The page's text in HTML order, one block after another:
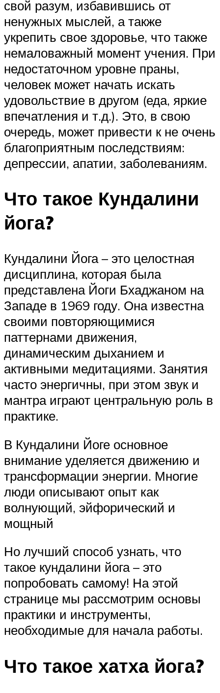
свой разум, избавившись от
ненужных мыслей, а также
укрепить свое здоровье, что также
немаловажный момент учения. При
недостаточном уровне праны,
человек может начать искать
удовольствие в другом (еда, яркие
впечатления и т.д.). Это, в свою
очередь, может привести к не очень
благоприятным последствиям:
депрессии, апатии, заболеваниям.
Что такое Кундалини
йога?
Кундалини Йога – это целостная
дисциплина, которая была
представлена Йоги Бхаджаном на
Западе в 1969 году. Она известна
своими повторяющимися
паттернами движения,
динамическим дыханием и
активными медитациями. Занятия
часто энергичны, при этом звук и
мантра играют центральную роль в
практике.
В Кундалини Йоге основное
внимание уделяется движению и
трансформации энергии. Многие
люди описывают опыт как
волнующий, эйфорический и
мощный
Но лучший способ узнать, что
такое кундалини йога – это
попробовать самому! На этой
странице мы рассмотрим основы
практики и инструменты,
необходимые для начала работы.
Что такое хатха йога?